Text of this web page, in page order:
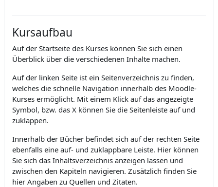
Kursaufbau
Auf der Startseite des Kurses können Sie sich einen
Überblick über die verschiedenen Inhalte machen.
Auf der linken Seite ist ein Seitenverzeichnis zu finden,
welches die schnelle Navigation innerhalb des Moodle-
Kurses ermöglicht. Mit einem Klick auf das angezeigte
Symbol, bzw. das X können Sie die Seitenleiste auf und
zuklappen.
Innerhalb der Bücher befindet sich auf der rechten Seite
ebenfalls eine auf- und zuklappbare Leiste. Hier können
Sie sich das Inhaltsverzeichnis anzeigen lassen und
zwischen den Kapiteln navigieren. Zusätzlich finden Sie
hier Angaben zu Quellen und Zitaten.